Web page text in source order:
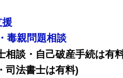
援
毒親問題相談
相談・自己破産手続は有
司法書士は有料)